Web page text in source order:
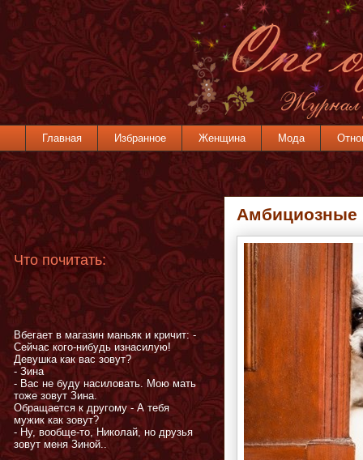
Главная Избранное Женщина Мода
Амбициозные
Что почитать:
Вбегает в магазин маньяк и кричит: -
Сейчас кого-нибудь изнасилую!
Девушка как вас зовут?
- Зина
- Вас не буду насиловать. Мою мать
тоже зовут Зина.
Обращается к другому - А тебя
мужик как зовут?
- Ну, вообще-то, Николай, но друзья
зовут меня Зиной..